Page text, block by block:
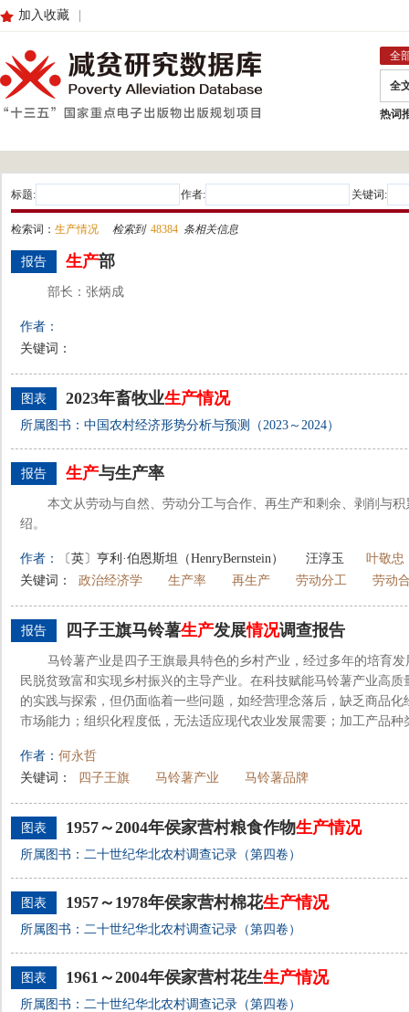
加入收藏
全
全
热词
标题: 作者: 关键词:
检索词： 生产情况 检索到 48384 条相关信息
报告 生产部
部长：张炳成
作者：
关键词：
图表 2023年畜牧业生产情况
所属图书：中国农村经济形势分析与预测（2023～2024）
报告 生产与生产率
本文从劳动与自然、劳动分工与合作、再生产和剩余、剥削与
绍。
作者： 〔英〕亨利·伯恩斯坦（HenryBernstein） 汪淳玉
叶敬忠
关键词：
政治经济学 生产率 再生产 劳动分工 劳动
报告 四子王旗马铃薯生产发展情况调查报告
马铃薯产业是四子王旗最具特色的乡村产业，经过多年的培育
民脱贫致富和实现乡村振兴的主导产业。在科技赋能马铃薯产业高
的实践与探索，但仍面临着一些问题，如经营理念落后，缺乏商品
市场能力；组织化程度低，无法适应现代农业发展需要；加工产品
作者： 何永哲
关键词：
四子王旗 马铃薯产业 马铃薯品牌
图表 1957～2004年侯家营村粮食作物生产情况
所属图书：二十世纪华北农村调查记录（第四卷）
图表 1957～1978年侯家营村棉花生产情况
所属图书：二十世纪华北农村调查记录（第四卷）
图表 1961～2004年侯家营村花生生产情况
所属图书：二十世纪华北农村调查记录（第四卷）